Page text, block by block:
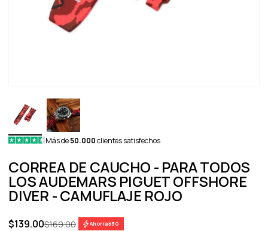
Más de50.000clientes satisfechos
CORREA DE CAUCHO - PARA TODOS
LOS AUDEMARS PIGUET OFFSHORE
DIVER - CAMUFLAJE ROJO
Precio de oferta
$139.00Precio normal
$169.00 Ahorra$30